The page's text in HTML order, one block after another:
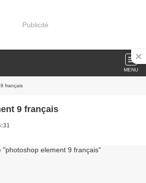
Publicité
MENU
français
9 français